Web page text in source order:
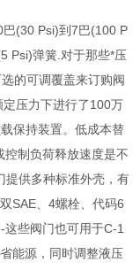
(30 Psi)到7巴(100 P
Psi)弹簧.对于那些*压
的可调覆盖来订购阀
压力下进行了100万
保持装置。低成本替
制负荷释放速度是不
提供多种标准外壳，有
SAE、4螺栓、代码6
些阀门也可用于C-1
能源，同时调整液压